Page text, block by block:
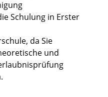
Schulung in Erster
da Sie
und